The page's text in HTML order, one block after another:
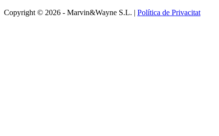
Copyright © 2026 - Marvin&Wayne S.L. | Política de Privacitat